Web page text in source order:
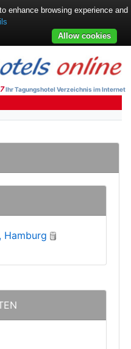
Ihr Tagungshotel Verzeichnis im Internet
Hamburg
enhance browsing experience and
Allow cookies